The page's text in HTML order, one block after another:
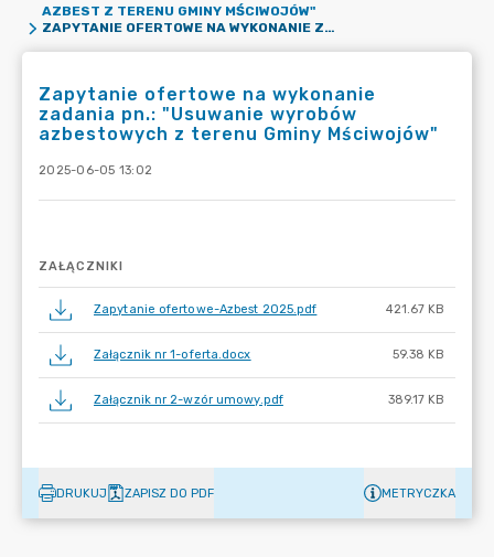
AZBEST Z TERENU GMINY MŚCIWOJÓW"
ZAPYTANIE OFERTOWE NA WYKONANIE ZADANIA PN.: "USUWANIE WYROBÓW AZBESTOWYCH Z TERENU GMINY MŚCIWOJÓW"
Zapytanie ofertowe na wykonanie
zadania pn.: "Usuwanie wyrobów
azbestowych z terenu Gminy Mściwojów"
2025-06-05 13:02
ZAŁĄCZNIKI
Zapytanie ofertowe-Azbest 2025.pdf 421.67 KB
Załącznik nr 1-oferta.docx 59.38 KB
Załącznik nr 2-wzór umowy.pdf 389.17 KB
DRUKUJ ZAPISZ DO PDF METRYCZKA